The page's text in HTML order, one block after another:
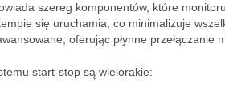
szereg komponentów, które
się uruchamia, co minimalizuje
oferując płynne przełączanie
start-stop są wielorakie: